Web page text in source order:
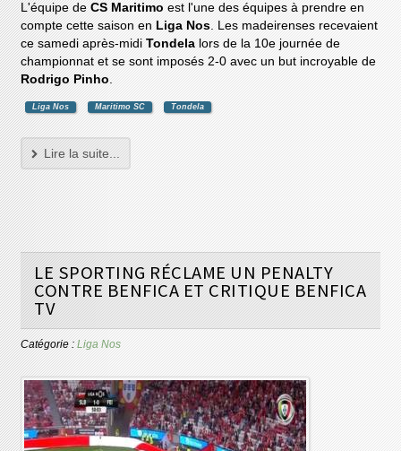
L'équipe deCS Maritimo est l'une des équipes à prendre en
compte cette saison en Liga Nos. Les madeirenses recevaient
ce samedi après-midiTondela lors de la 10e journée de
championnat et se sont imposés 2-0 avec un but incroyable de
Rodrigo Pinho.
Liga Nos Maritimo SC Tondela
Lire la suite...
LE SPORTING RÉCLAME UN PENALTY
CONTRE BENFICA ET CRITIQUE BENFICA
TV
Catégorie :Liga Nos